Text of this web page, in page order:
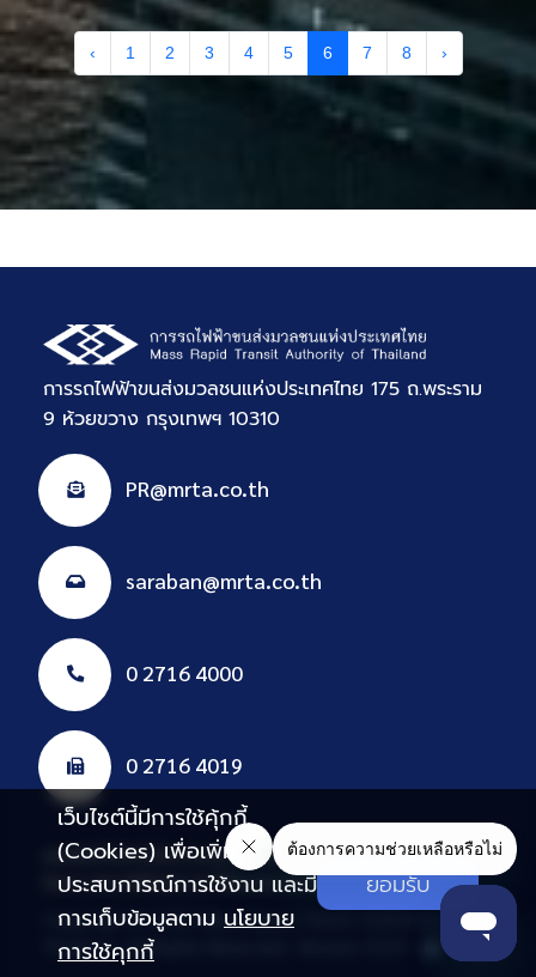
‹ 1 2 3 4 5 6 7 8 ›
การรถไฟฟ้าขนส่งมวลชนแห่งประเทศไทย 175 ถ.พระราม
9 ห้วยขวาง กรุงเทพฯ 10310
PR@mrta.co.th
saraban@mrta.co.th
0 2716 4000
0 2716 4019
แผนผังเว็บไซต์นโยบายคุ้มครองข้อมูลส่วนบุคคลE-Services
อีเมล รฟม.HRDฝรภ.VPNIntranetทดสอบสมาคมพนักงาน
Copyright © 2026 Mass Rapid Transit Authority Of
Thailand. All Rights Reserved. Version 0.0.0
เว็บไซต์นี้มีการใช้คุ้กกี้
(Cookies) เพื่อเพิ่ม
ประสบการณ์การใช้งาน และมี
การเก็บข้อมูลตาม นโยบาย
การใช้คุกกี้
ยอมรับ